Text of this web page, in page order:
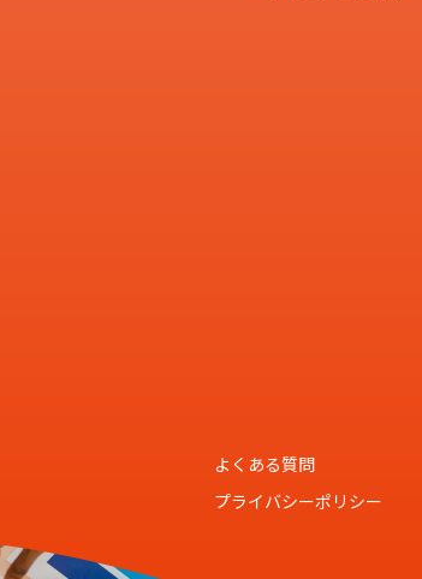
よくある質問
プライバシーポリシー